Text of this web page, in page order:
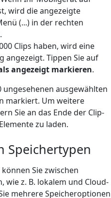
wird die angezeigte
(...) in der rechten
Clips haben, wird eine
angezeigt. Tippen Sie auf
angezeigt markieren.
ungesehenen ausgewählten
markiert. Um weitere
Sie an das Ende der Clip-
zu laden.
Speichertypen
Sie zwischen
wie z. B. lokalem und Cloud-
mehrere Speicheroptionen